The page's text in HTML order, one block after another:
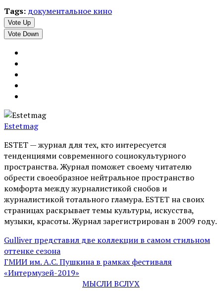
Tags: документальное кино
Vote Up
Vote Down
Estetmag
ESTET — журнал для тех, кто интересуeтся
тенденциями современного социокультурного
пространства. Журнал поможет своему читателю
обрести своеобразное нейтральное пространство
комфорта между журналистикой снобов и
журналистикой тотального гламура. ESTET на своих
страницах раскрывает темы культуры, искусства,
музыки, красоты. Журнал зарегистрирован в 2009 году.
Gulliver представил две коллекции в самом стильном
оттенке сезона
ГМИИ им. А.С. Пушкина в рамках фестиваля
«Интермузей-2019»
МЫСЛИ ВСЛУХ